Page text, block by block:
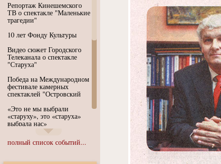
Репортаж Кинешемского
ТВ о спектакле "Маленькие
трагедии"
10 лет Фонду Культуры
Видео сюжет Городского
Телеканала о спектакле
"Старуха"
Победа на Международном
фестивале камерных
спектаклей "Островский
«Это не мы выбрали
«старуху», это «старуха»
выбрала нас»
Иммерсивный спектакль
"Язык чистого полета
полный список событий...